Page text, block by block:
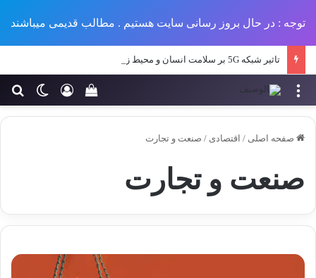
توجه : در حال بروز رسانی سایت هستیم . مطالب قدیمی میباشند
تاثیر شبکه 5G بر سلامت انسان و محیط زیست
تغییر ورود
سبد خرید خود را منو
صفحه اصلی / اقتصادی / صنعت و تجارت
صنعت و تجارت